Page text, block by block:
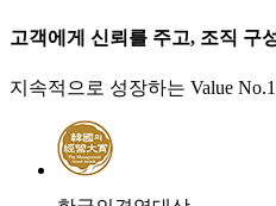
고객에게 신뢰 를 주고, 조직 구
지속적으로 성장하는 Value